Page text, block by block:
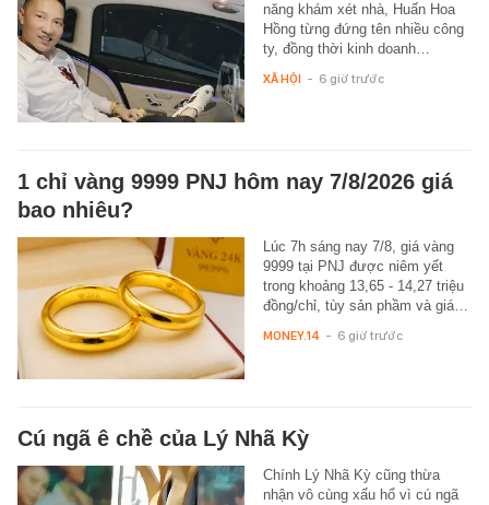
năng khám xét nhà, Huấn Hoa
Hồng từng đứng tên nhiều công
ty, đồng thời kinh doanh…
XÃ HỘI - 6 giờ trước
1 chỉ vàng 9999 PNJ hôm nay 7/8/2026 giá
bao nhiêu?
Lúc 7h sáng nay 7/8, giá vàng
9999 tại PNJ được niêm yết
trong khoảng 13,65 - 14,27 triệu
đồng/chỉ, tùy sản phầm và giá…
MONEY.14 - 6 giờ trước
Cú ngã ê chề của Lý Nhã Kỳ
Chính Lý Nhã Kỳ cũng thừa
nhận vô cùng xấu hổ vì cú ngã